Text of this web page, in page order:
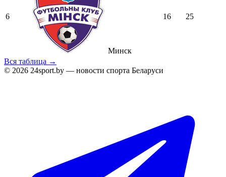
6
Минск
16 25
Вся таблица →
© 2026 24sport.by — новости спорта Беларуси